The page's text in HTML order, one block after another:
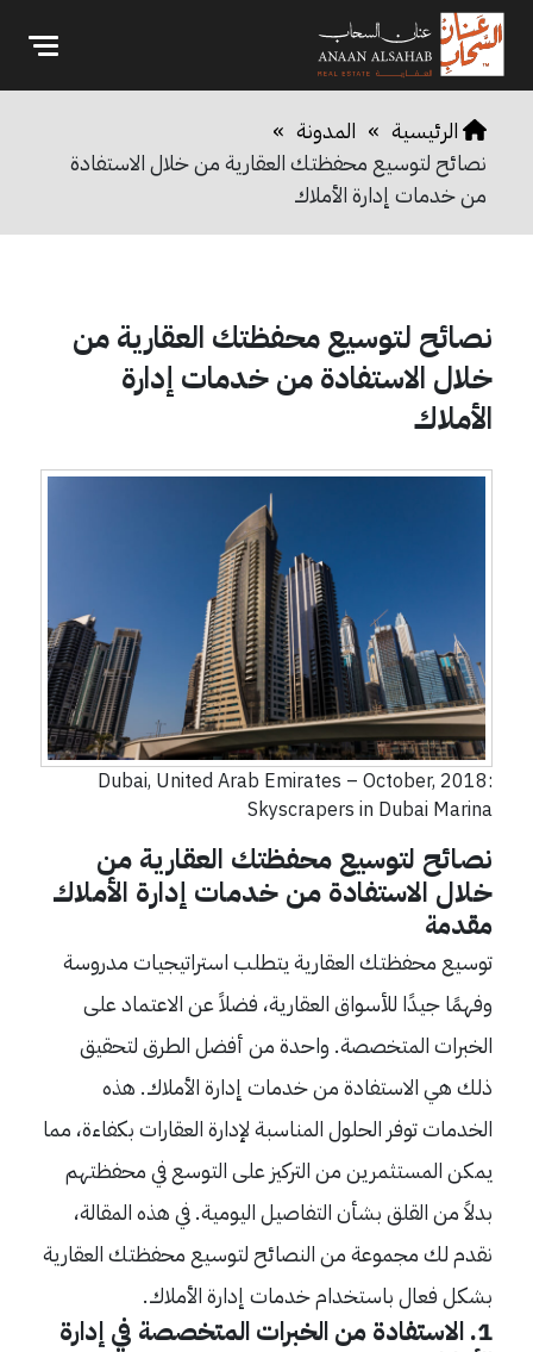
الرئيسية » المدونة »
نصائح لتوسيع محفظتك العقارية من خلال الاستفادة
من خدمات إدارة الأملاك
نصائح لتوسيع محفظتك العقارية من
خلال الاستفادة من خدمات إدارة
الأملاك
Dubai, United Arab Emirates – October, 2018:
Skyscrapers in Dubai Marina
نصائح لتوسيع محفظتك العقارية من
خلال الاستفادة من خدمات إدارة الأملاك
مقدمة
توسيع محفظتك العقارية يتطلب استراتيجيات مدروسة
وفهمًا جيدًا للأسواق العقارية، فضلاً عن الاعتماد على
الخبرات المتخصصة. واحدة من أفضل الطرق لتحقيق
ذلك هي الاستفادة من خدمات إدارة الأملاك. هذه
الخدمات توفر الحلول المناسبة لإدارة العقارات بكفاءة، مما
يمكن المستثمرين من التركيز على التوسع في محفظتهم
بدلاً من القلق بشأن التفاصيل اليومية. في هذه المقالة،
نقدم لك مجموعة من النصائح لتوسيع محفظتك العقارية
بشكل فعال باستخدام خدمات إدارة الأملاك.
1. الاستفادة من الخبرات المتخصصة في إدارة